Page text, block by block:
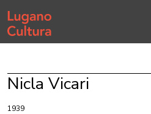
Home page
Nicla Vicari
1939